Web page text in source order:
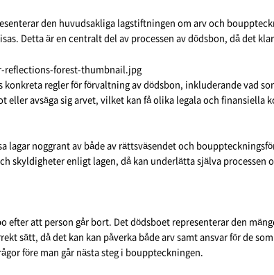
den huvudsakliga lagstiftningen om arv och
Detta är en centralt del av processen av dödsbon, då det
regler för förvaltning av dödsbon, inkluderande vad
eller avsäga sig arvet, vilket kan få olika legala och
lagar noggrant av både av rättsväsendet och
skyldigheter enligt lagen, då kan underlätta själva processen
efter att person går bort. Det dödsboet representerar den
sätt, då det kan kan påverka både arv samt ansvar för de
före man går nästa steg i bouppteckningen.